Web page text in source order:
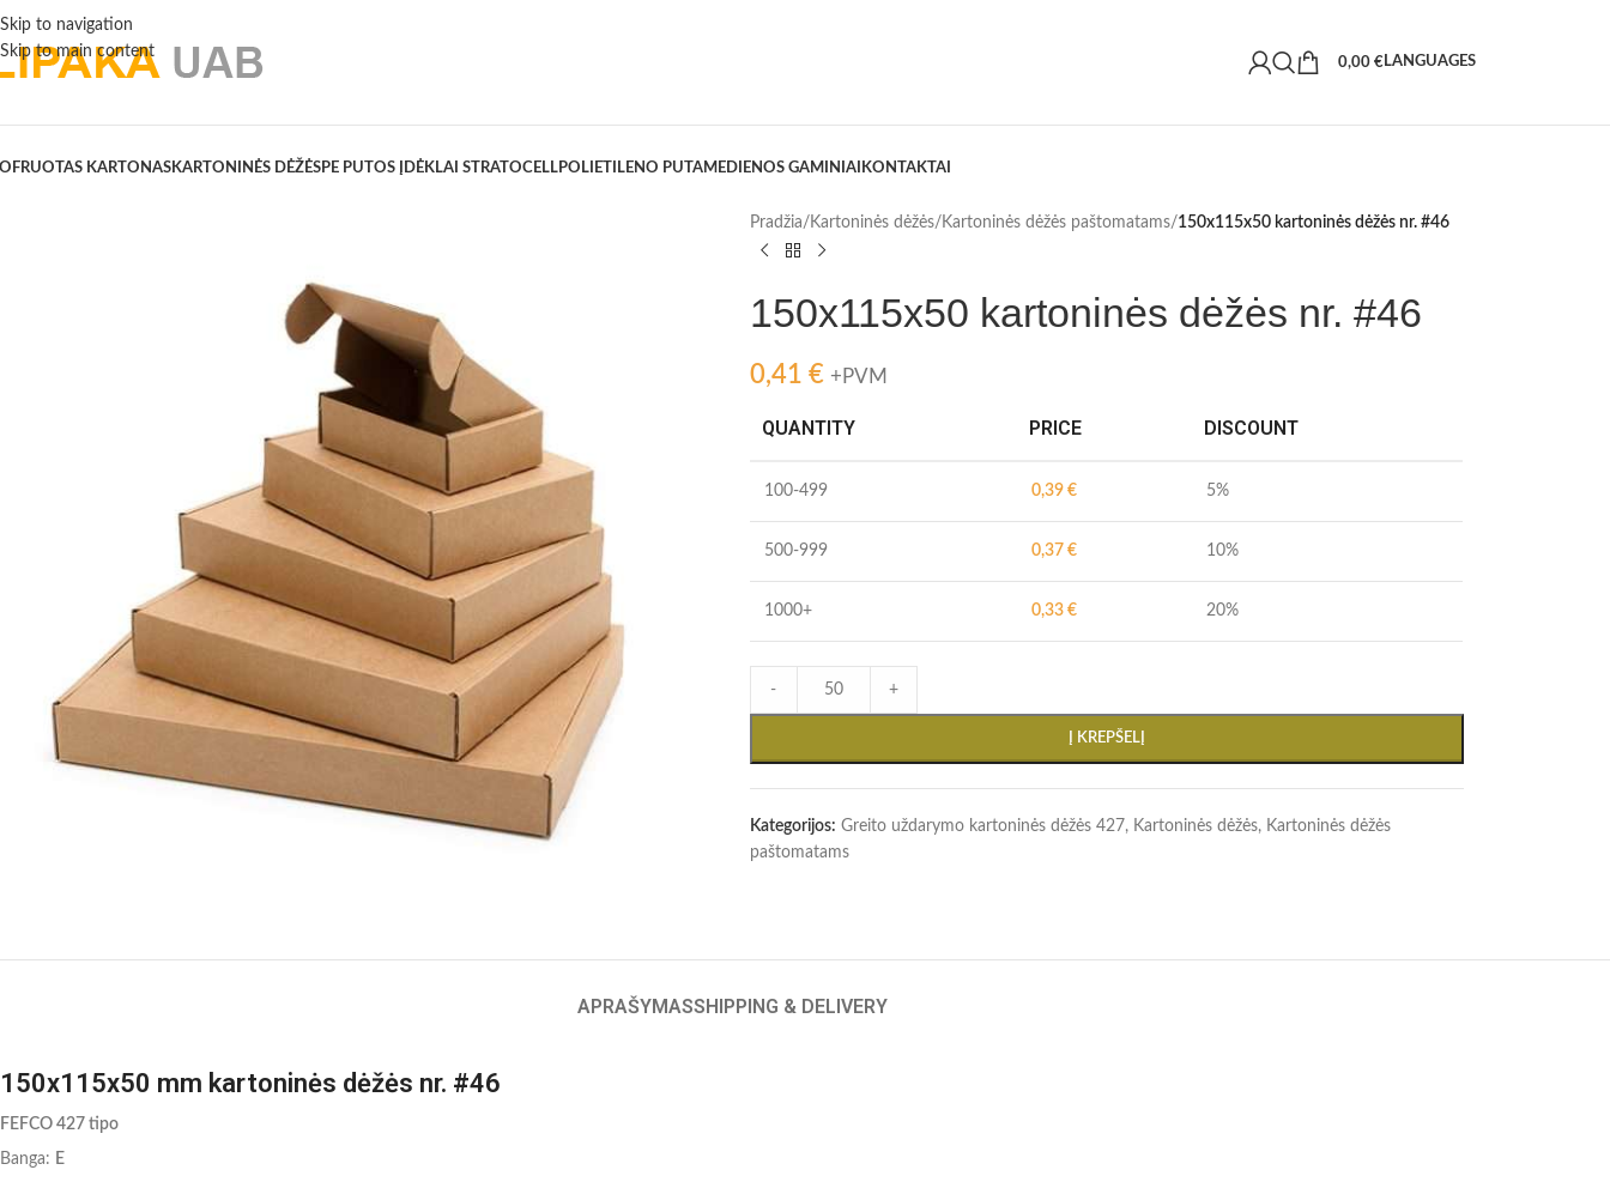
Skip to navigation
Skip to main content
0,00 €LANGUAGES
KARTONASKARTONINĖS DĖŽĖSPE PUTOS ĮDĖKLAI STRATOCELLPOLIETILENO PUTAMEDIENOS GAMINIAI KONTAKTAI
Pradžia/ Kartoninės dėžės/ Kartoninės dėžės paštomatams/150x115x50 kartoninės dėžės nr. #46
150x115x50 kartoninės dėžės nr. #46
0,41 € +PVM
QUANTITY PRICE DISCOUNT
100-499 0,39 € 5%
500-999 0,37 € 10%
1000+ 0,33 € 20%
- +
Į KREPŠELĮ
Kategorijos: Greito uždarymo kartoninės dėžės 427, Kartoninės dėžės, Kartoninės dėžės
paštomatams
APRAŠYMASSHIPPING & DELIVERY
150x115x50 mm kartoninės dėžės nr. #46
FEFCO 427 tipo
Banga: E